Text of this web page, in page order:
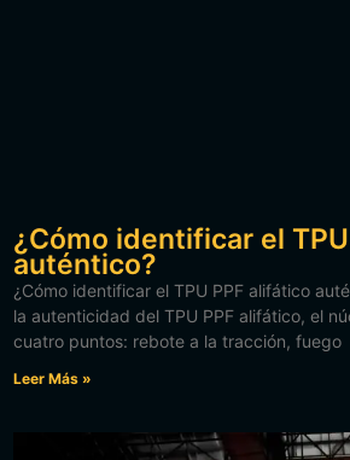
¿Cómo identificar el
auténtico?
¿Cómo identificar el TPU PPF alifático
la autenticidad del TPU PPF alifático, el
cuatro puntos: rebote a la tracción, fuego
Leer Más »